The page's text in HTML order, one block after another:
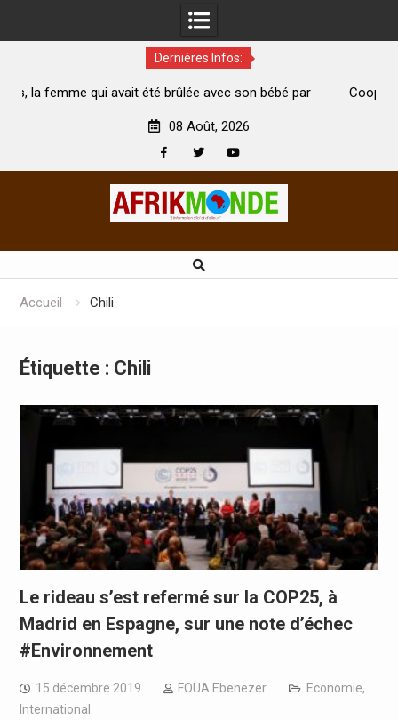
Dernières Infos:
brûlée avec son bébé par
Coopération: Le ministre Indien
08 Août, 2026
Accueil Chili
Étiquette : Chili
Le rideau s’est refermé sur la COP25, à
Madrid en Espagne, sur une note d’échec
#Environnement
15 décembre 2019 FOUA Ebenezer Economie,
International